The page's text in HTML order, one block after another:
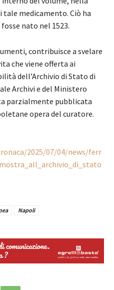
tale medicamento. Ciò ha
nato nel 1523.
contribuisce a svelare
che viene offerta ai
dell’Archivio di Stato di
Archivi e del Ministero
parzialmente pubblicata
opera del curatore.
2025/07/04/news/ferr
Napoli